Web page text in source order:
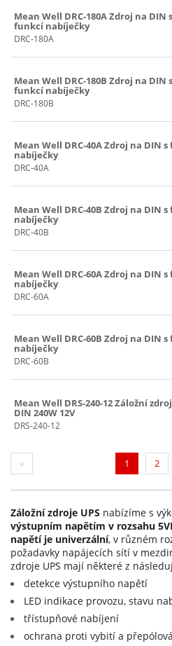
Mean Well DRC-180A Zdroj na DIN s
funkcí nabíječky
DRC-180A
Mean Well DRC-180B Zdroj na DIN s
funkcí nabíječky
DRC-180B
Mean Well DRC-40A Zdroj na DIN
nabíječky
DRC-40A
Mean Well DRC-40B Zdroj na DIN
nabíječky
DRC-40B
Mean Well DRC-60A Zdroj na DIN
nabíječky
DRC-60A
Mean Well DRC-60B Zdroj na DIN
nabíječky
DRC-60B
Mean Well DRS-240-12 Záložní
DIN 240W 12V
DRS-240-12
« 1 (current)
2
Záložní zdroje UPS nabízíme s
výstupním napětím v rozsahu
napětí je univerzální, v různém
požadavky napájecích sítí v
zdroje UPS mají některé z
detekce výstupního napětí
LED indikace provozu, stavu
třístupňové nabíjení
ochrana proti vybití a